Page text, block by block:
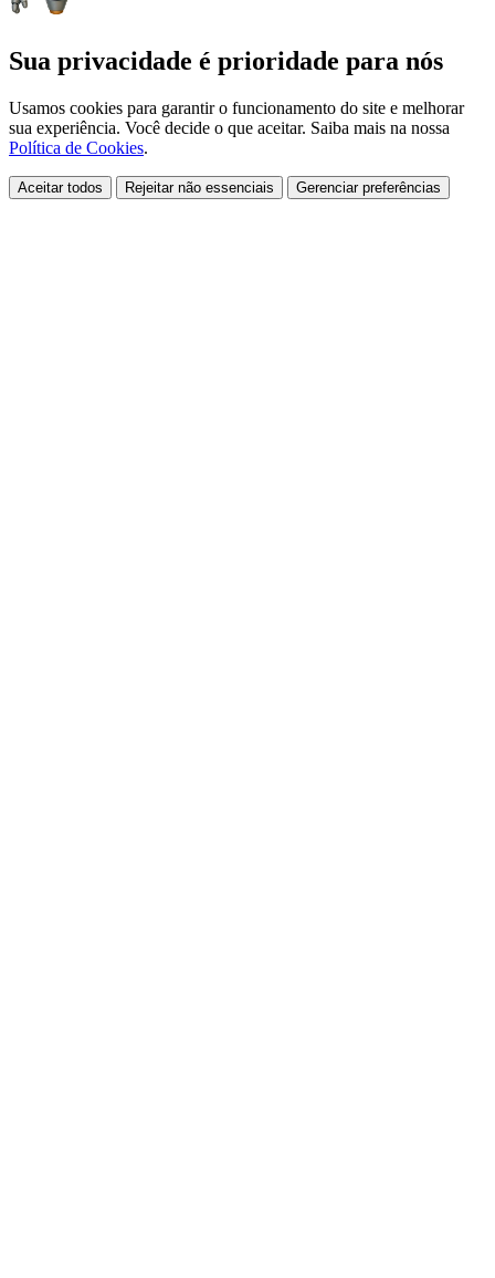
Sua privacidade é prioridade para nós
Usamos cookies para garantir o funcionamento do site e melhorar
sua experiência. Você decide o que aceitar. Saiba mais na nossa
Política de Cookies.
Aceitar todos Rejeitar não essenciais Gerenciar preferências